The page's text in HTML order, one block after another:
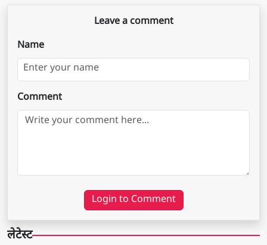
Leave a comment
Name
Comment
Login to Comment
लेटेस्ट